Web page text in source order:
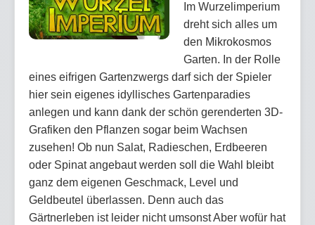
Im Wurzelimperium
dreht sich alles um
den Mikrokosmos
Garten. In der Rolle
eines eifrigen Gartenzwergs darf sich der Spieler
hier sein eigenes idyllisches Gartenparadies
anlegen und kann dank der schön gerenderten 3D-
Grafiken den Pflanzen sogar beim Wachsen
zusehen! Ob nun Salat, Radieschen, Erdbeeren
oder Spinat angebaut werden soll die Wahl bleibt
ganz dem eigenen Geschmack, Level und
Geldbeutel überlassen. Denn auch das
Gärtnerleben ist leider nicht umsonst Aber wofür hat